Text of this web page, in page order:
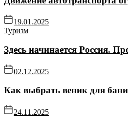
19.01.2025
Туризм
Здесь начинается Россия.
02.12.2025
Как выбрать веник для
24.11.2025